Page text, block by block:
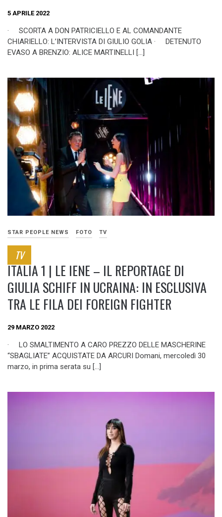
5 APRILE 2022
· SCORTA A DON PATRICIELLO E AL COMANDANTE
CHIARIELLO: L’INTERVISTA DI GIULIO GOLIA · DETENUTO
EVASO A BRENZIO: ALICE MARTINELLI […]
STAR PEOPLE NEWS FOTO TV
TV
ITALIA 1 | LE IENE – IL REPORTAGE DI
GIULIA SCHIFF IN UCRAINA: IN ESCLUSIVA
TRA LE FILA DEI FOREIGN FIGHTER
29 MARZO 2022
· LO SMALTIMENTO A CARO PREZZO DELLE MASCHERINE
“SBAGLIATE” ACQUISTATE DA ARCURI Domani, mercoledì 30
marzo, in prima serata su […]